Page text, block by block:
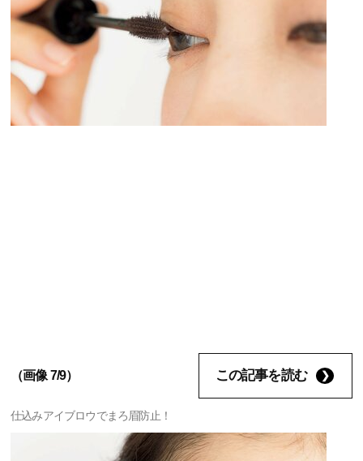
（画像 7/9） この記事を読む
仕込みアイブロウでまろ眉防止！